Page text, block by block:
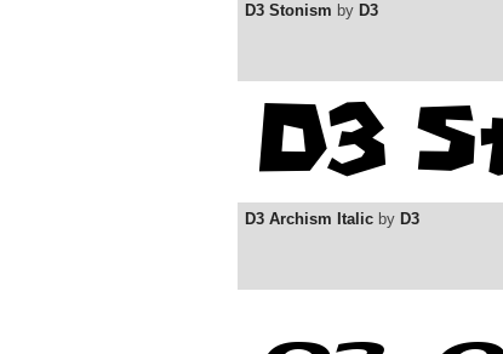
D3 Stonism by D3
D3 Archism Italic by D3